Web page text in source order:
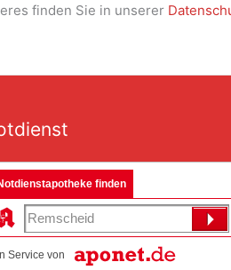
finden Sie in unserer
finden
Service von